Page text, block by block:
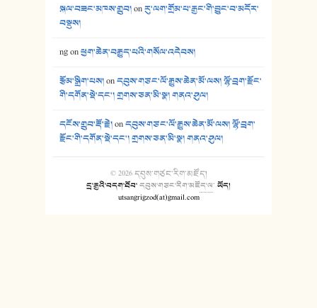
སྐལ་བཟང་མཁས་གྲུབ།onརུ་ལག་གྲོམ་པ་རྒྱང་གི་བྱུང་བ་མདོར་
བསྡུས།
ngonཕྱག་ཆེན་བརྒྱུད་པའི་གསོལ་འདེབས།
རྩོམ་སྒྲིག་པས།onདབུས་གཙང་ལོ་རྒྱུས་ཆེན་མོ་ལས། ལྷོ་བྲག་རྫོང་
གི་དགོན་སྡེ་དང་། གྲགས་ཅན་མི་སྣ། གནའ་ཤུལ།
དངོས་གྲུབ་རྡོ་རྗེ།onདབུས་གཙང་ལོ་རྒྱུས་ཆེན་མོ་ལས། ལྷོ་བྲག་
རྫོང་གི་དགོན་སྡེ་དང་། གྲགས་ཅན་མི་སྣ། གནའ་ཤུལ།
© 2026 དབུས་གཙང་རིག་མཛོད།
དྲ་རྒྱའི་བདག་ཐོབ་དབུས་གཙང་རིག་མཛོད་ལ་ ཡོད།
utsangrigzod(at)gmail.com